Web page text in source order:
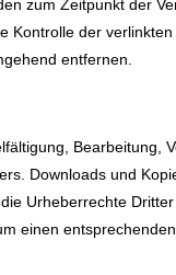
zum Zeitpunkt der
Kontrolle der
entfernen.
Bearbeitung,
Downloads und
Urheberrechte
einen